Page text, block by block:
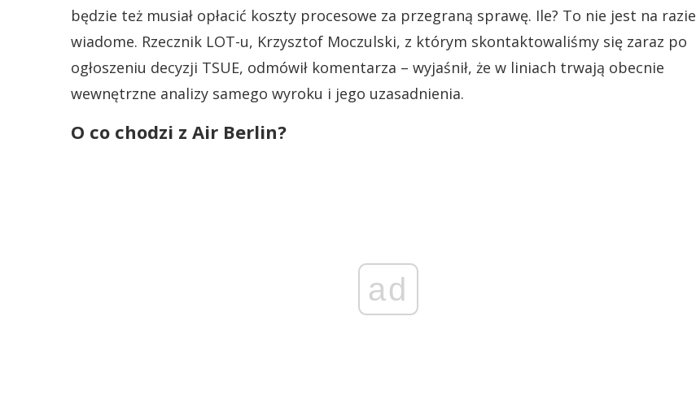
będzie też musiał opłacić koszty procesowe za przegraną sprawę. Ile? To nie jest na razie
wiadome. Rzecznik LOT-u, Krzysztof Moczulski, z którym skontaktowaliśmy się zaraz po
ogłoszeniu decyzji TSUE, odmówił komentarza – wyjaśnił, że w liniach trwają obecnie
wewnętrzne analizy samego wyroku i jego uzasadnienia.
O co chodzi z Air Berlin?
ad